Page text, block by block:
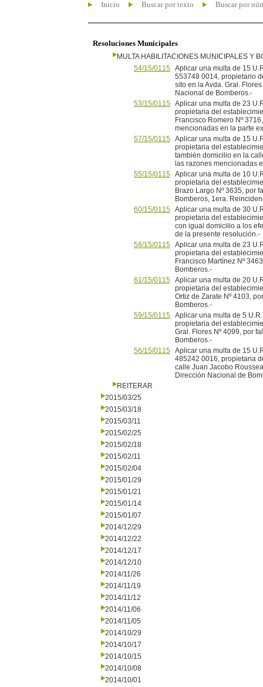
Inicio Buscar por texto Buscar por
Resoluciones Municipales
MULTA HABILITACIONES MUNICIPALES Y
54/15/0115 Aplicar una multa de 15
553748 0014, propietario
sito en la Avda. Gral.
Nacional de Bomberos.-
53/15/0115 Aplicar una multa de 23
propietaria del
Francisco Romero Nº
mencionadas en la parte
57/15/0115 Aplicar una multa de 15
propietaria del
también domicilio en la
las razones mencionadas
55/15/0115 Aplicar una multa de 10
propietaria del
Brazo Largo Nº 3635, por
Bomberos, 1era.
60/15/0115 Aplicar una multa de 30
propietaria del
con igual domicilio a los
de la presente resolución.-
58/15/0115 Aplicar una multa de 23
propietaria del
Francisco Martínez Nº
Bomberos.-
61/15/0115 Aplicar una multa de 20
propietaria del
Ortiz de Zarate Nº 4103,
Bomberos.-
59/15/0115 Aplicar una multa de 5
propietaria del
Gral. Flores Nº 4099, por
Bomberos.-
56/15/0115 Aplicar una multa de 15
485242 0016, propietaria
calle Juan Jacobo
Dirección Nacional de
REITERAR
2015/03/25
2015/03/18
2015/03/11
2015/02/25
2015/02/18
2015/02/11
2015/02/04
2015/01/29
2015/01/21
2015/01/14
2015/01/07
2014/12/29
2014/12/22
2014/12/17
2014/12/10
2014/11/26
2014/11/19
2014/11/12
2014/11/06
2014/11/05
2014/10/29
2014/10/17
2014/10/15
2014/10/08
2014/10/01